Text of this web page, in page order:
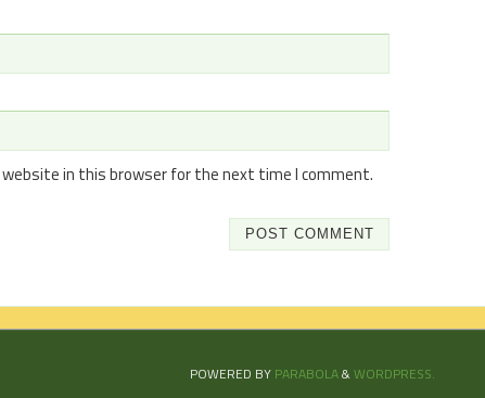
website in this browser for the next time I comment.
POWERED BY PARABOLA&WORDPRESS.